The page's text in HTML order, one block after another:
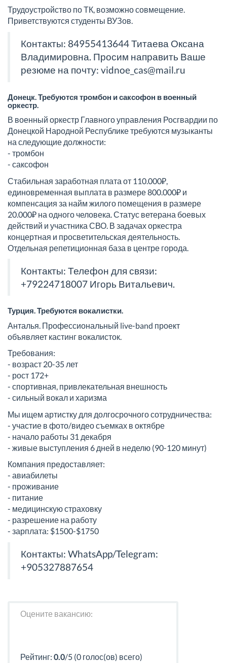
Трудоустройство по ТК, возможно совмещение.
Приветствуются студенты ВУЗов.
Контакты: 84955413644 Титаева Оксана
Владимировна. Просим направить Ваше
резюме на почту: vidnoe_cas@mail.ru
Донецк. Требуются тромбон и саксофон в военный
оркестр.
В военный оркестр Главного управления Росгвардии по
Донецкой Народной Республике требуются музыканты
на следующие должности:
- тромбон
- саксофон
Стабильная заработная плата от 110.000₽,
единовременная выплата в размере 800.000₽ и
компенсация за найм жилого помещения в размере
20.000₽ на одного человека. Статус ветерана боевых
действий и участника СВО. В задачах оркестра
концертная и просветительская деятельность.
Отдельная репетиционная база в центре города.
Контакты: Телефон для связи:
+79224718007 Игорь Витальевич.
Турция. Требуются вокалистки.
Анталья. Профессиональный live-band проект
объявляет кастинг вокалисток.
Требования:
- возраст 20-35 лет
- рост 172+
- спортивная, привлекательная внешность
- сильный вокал и харизма
Мы ищем артистку для долгосрочного сотрудничества:
- участие в фото/видео съемках в октябре
- начало работы 31 декабря
- живые выступления 6 дней в неделю (90-120 минут)
Компания предоставляет:
- авиабилеты
- проживание
- питание
- медицинскую страховку
- разрешение на работу
- зарплата: $1500-$1750
Контакты: WhatsApp/Telegram:
+905327887654
Оцените вакансию:
Рейтинг: 0.0/5 (0 голос(ов) всего)